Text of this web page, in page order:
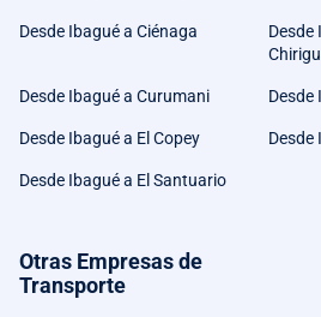
Desde Ibagué a Ciénaga
Desde
Desde Ibagué a Curumani Desde
Desde Ibagué a El Copey Desde
Desde Ibagué a El Santuario
Otras Empresas de
Transporte